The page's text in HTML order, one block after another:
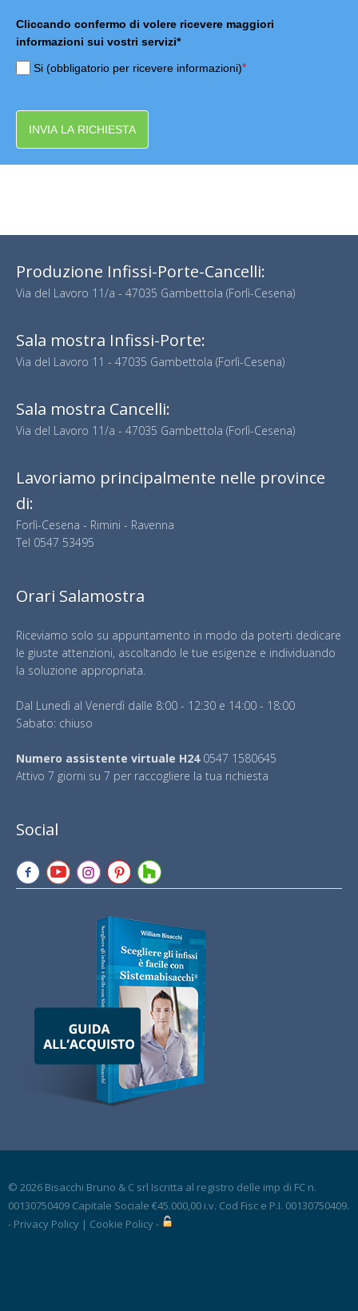
Cliccando confermo di volere ricevere maggiori
informazioni sui vostri servizi*
Si (obbligatorio per ricevere informazioni)*
INVIA LA RICHIESTA
Produzione Infissi-Porte-Cancelli:
Via del Lavoro 11/a - 47035 Gambettola (Forlì-Cesena)
Sala mostra Infissi-Porte:
Via del Lavoro 11 - 47035 Gambettola (Forlì-Cesena)
Sala mostra Cancelli:
Via del Lavoro 11/a - 47035 Gambettola (Forlì-Cesena)
Lavoriamo principalmente nelle province
di:
Forlì-Cesena - Rimini - Ravenna
Tel 0547 53495
Orari Salamostra
Riceviamo solo su appuntamento in modo da poterti dedicare
le giuste attenzioni, ascoltando le tue esigenze e individuando
la soluzione appropriata.
Dal Lunedì al Venerdì dalle 8:00 - 12:30 e 14:00 - 18:00
Sabato: chiuso
Numero assistente virtuale H240547 1580645
Attivo 7 giorni su 7 per raccogliere la tua richiesta
Social
© 2026 Bisacchi Bruno & C srl Iscritta al registro delle imp di FC n.
00130750409 Capitale Sociale €45.000,00 i.v. Cod Fisc e P.I. 00130750409.
- Privacy Policy | Cookie Policy-